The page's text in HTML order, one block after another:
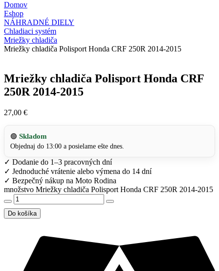
Domov
Eshop
NÁHRADNÉ DIELY
Chladiaci systém
Mriežky chladiča
Mriežky chladiča Polisport Honda CRF 250R 2014-2015
Mriežky chladiča Polisport Honda CRF
250R 2014-2015
27,00 €
🟢 Skladom
Objednaj do 13:00 a posielame ešte dnes.
✓ Dodanie do 1–3 pracovných dní
✓ Jednoduché vrátenie alebo výmena do 14 dní
✓ Bezpečný nákup na Moto Rodina
množstvo Mriežky chladiča Polisport Honda CRF 250R 2014-2015
Do košíka